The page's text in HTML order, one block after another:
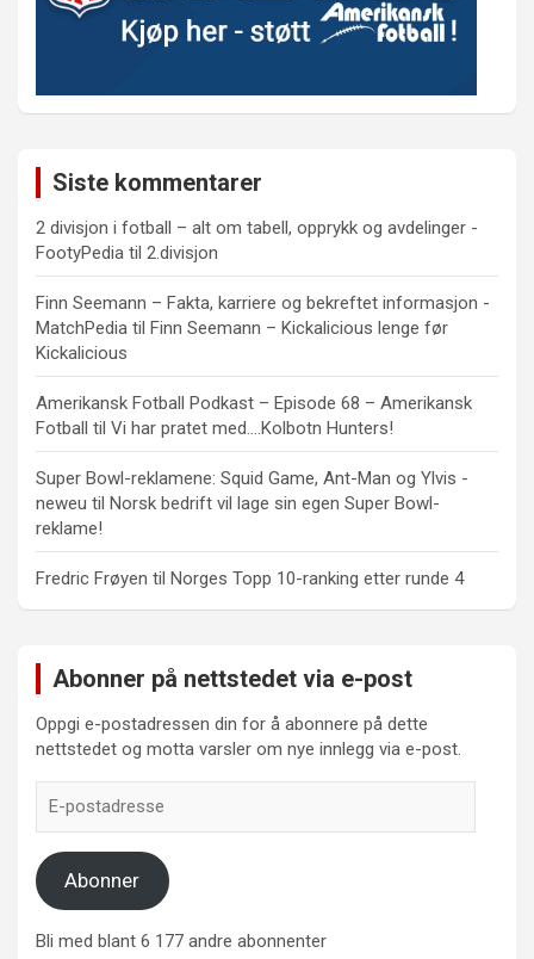
Siste kommentarer
2 divisjon i fotball – alt om tabell, opprykk og avdelinger -
FootyPedia til 2.divisjon
Finn Seemann – Fakta, karriere og bekreftet informasjon -
MatchPedia til Finn Seemann – Kickalicious lenge før
Kickalicious
Amerikansk Fotball Podkast – Episode 68 – Amerikansk
Fotball til Vi har pratet med….Kolbotn Hunters!
Super Bowl-reklamene: Squid Game, Ant-Man og Ylvis -
neweu til Norsk bedrift vil lage sin egen Super Bowl-
reklame!
Fredric Frøyen til Norges Topp 10-ranking etter runde 4
Abonner på nettstedet via e-post
Oppgi e-postadressen din for å abonnere på dette
nettstedet og motta varsler om nye innlegg via e-post.
postadresse
Abonner
Bli med blant 6 177 andre abonnenter